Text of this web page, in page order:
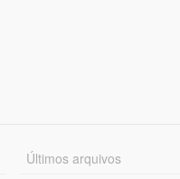
Últimos arquivos